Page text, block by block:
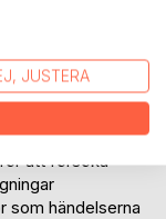
Eskilstuna, och
hans kollegor vid
att försöka
som händelserna
JUSTERA